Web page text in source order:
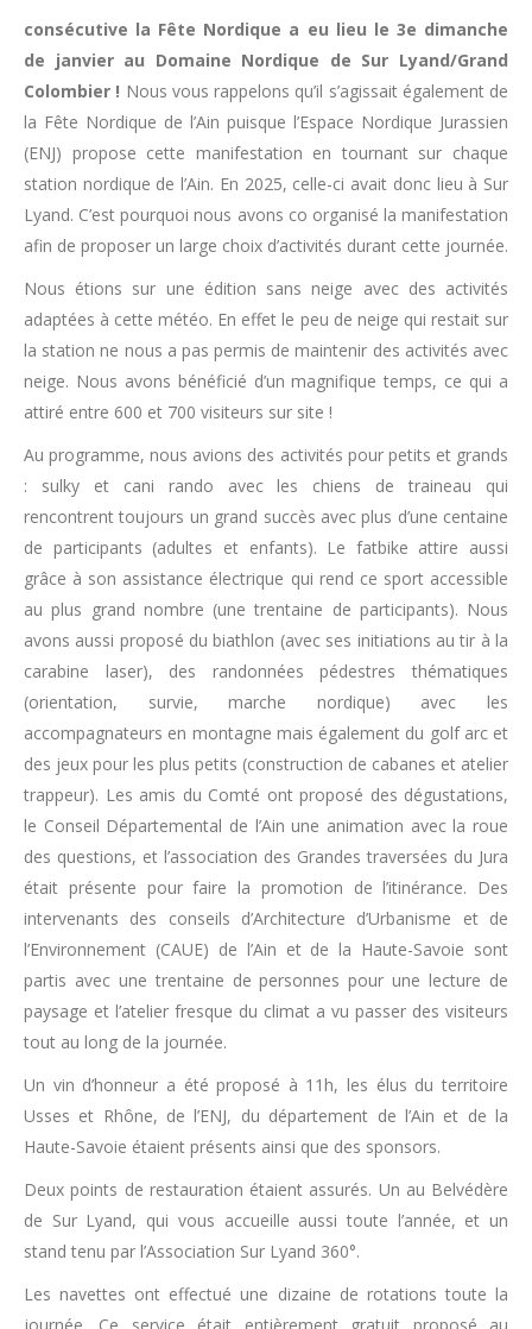
consécutive la Fête Nordique a eu lieu le 3e dimanche
de janvier au Domaine Nordique de Sur Lyand/Grand
Colombier ! Nous vous rappelons qu’il s’agissait également de
la Fête Nordique de l’Ain puisque l’Espace Nordique Jurassien
(ENJ) propose cette manifestation en tournant sur chaque
station nordique de l’Ain. En 2025, celle-ci avait donc lieu à Sur
Lyand. C’est pourquoi nous avons co organisé la manifestation
afin de proposer un large choix d’activités durant cette journée.
Nous étions sur une édition sans neige avec des activités
adaptées à cette météo. En effet le peu de neige qui restait sur
la station ne nous a pas permis de maintenir des activités avec
neige. Nous avons bénéficié d’un magnifique temps, ce qui a
attiré entre 600 et 700 visiteurs sur site !
Au programme, nous avions des activités pour petits et grands
: sulky et cani rando avec les chiens de traineau qui
rencontrent toujours un grand succès avec plus d’une centaine
de participants (adultes et enfants). Le fatbike attire aussi
grâce à son assistance électrique qui rend ce sport accessible
au plus grand nombre (une trentaine de participants). Nous
avons aussi proposé du biathlon (avec ses initiations au tir à la
carabine laser), des randonnées pédestres thématiques
(orientation, survie, marche nordique) avec les
accompagnateurs en montagne mais également du golf arc et
des jeux pour les plus petits (construction de cabanes et atelier
trappeur). Les amis du Comté ont proposé des dégustations,
le Conseil Départemental de l’Ain une animation avec la roue
des questions, et l’association des Grandes traversées du Jura
était présente pour faire la promotion de l’itinérance. Des
intervenants des conseils d’Architecture d’Urbanisme et de
l’Environnement (CAUE) de l’Ain et de la Haute-Savoie sont
partis avec une trentaine de personnes pour une lecture de
paysage et l’atelier fresque du climat a vu passer des visiteurs
tout au long de la journée.
Un vin d’honneur a été proposé à 11h, les élus du territoire
Usses et Rhône, de l’ENJ, du département de l’Ain et de la
Haute-Savoie étaient présents ainsi que des sponsors.
Deux points de restauration étaient assurés. Un au Belvédère
de Sur Lyand, qui vous accueille aussi toute l’année, et un
stand tenu par l’Association Sur Lyand 360°.
Les navettes ont effectué une dizaine de rotations toute la